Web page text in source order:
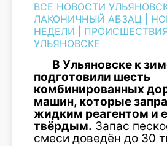
ВСЕ НОВОСТИ
ЛАКОНИЧНЫЙ АБЗАЦ
НЕДЕЛИ
УЛЬЯНОВСКЕ
В Ульяновске к
подготовили шесть
комбинированных
машин, которые
жидким реагентом и
твёрдым. Запас
смеси доведён до 30